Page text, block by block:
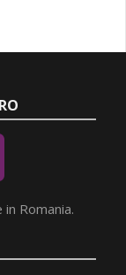
Romania.